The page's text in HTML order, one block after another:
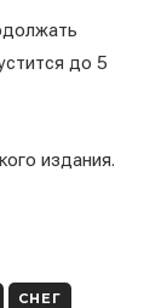
до 5
издания.
СНЕГ